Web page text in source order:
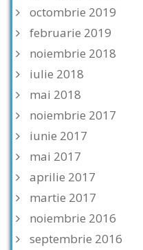
octombrie 2019
februarie 2019
noiembrie 2018
iulie 2018
mai 2018
noiembrie 2017
iunie 2017
mai 2017
aprilie 2017
martie 2017
noiembrie 2016
septembrie 2016